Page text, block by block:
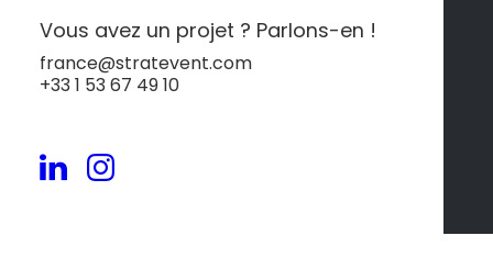
Vous avez un projet ? Parlons-en !
france@stratevent.com
+33 1 53 67 49 10
d’exception
Milan et les lacs